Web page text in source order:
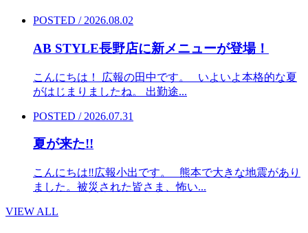
POSTED / 2026.08.02
AB STYLE長野店に新メニューが登場！
こんにちは！ 広報の田中です。 いよいよ本格的な夏
がはじまりましたね。 出勤途...
POSTED / 2026.07.31
夏が来た!!
こんにちは‼︎広報小出です。 熊本で大きな地震があり
ました。被災された皆さま、怖い...
VIEW ALL